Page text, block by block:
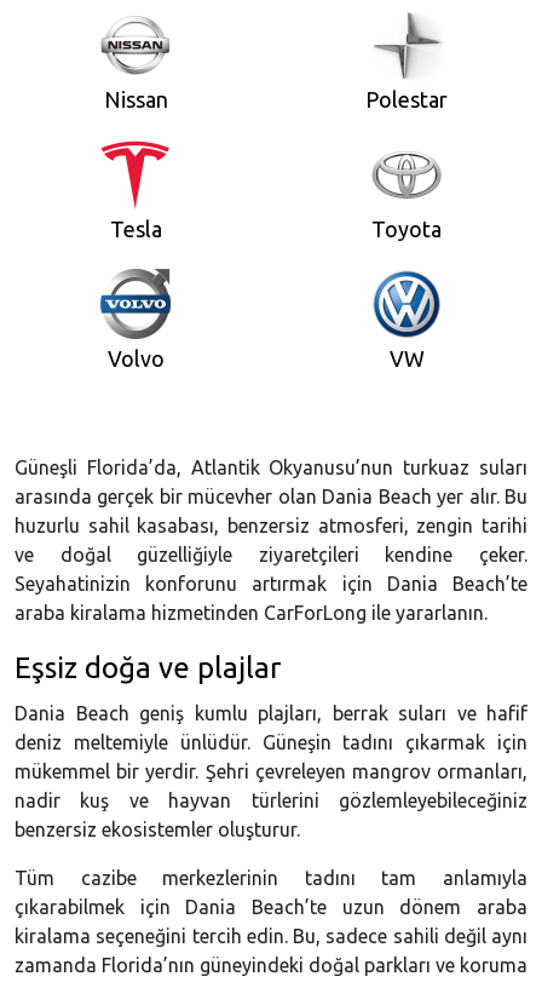
Nissan Polestar
Tesla Toyota
Volvo VW
Güneşli Florida’da, Atlantik Okyanusu’nun turkuaz suları
arasında gerçek bir mücevher olan Dania Beach yer alır. Bu
huzurlu sahil kasabası, benzersiz atmosferi, zengin tarihi
ve doğal güzelliğiyle ziyaretçileri kendine çeker.
Seyahatinizin konforunu artırmak için Dania Beach’te
araba kiralama hizmetinden CarForLong ile yararlanın.
Eşsiz doğa ve plajlar
Dania Beach geniş kumlu plajları, berrak suları ve hafif
deniz meltemiyle ünlüdür. Güneşin tadını çıkarmak için
mükemmel bir yerdir. Şehri çevreleyen mangrov ormanları,
nadir kuş ve hayvan türlerini gözlemleyebileceğiniz
benzersiz ekosistemler oluşturur.
Tüm cazibe merkezlerinin tadını tam anlamıyla
çıkarabilmek için Dania Beach’te uzun dönem araba
kiralama seçeneğini tercih edin. Bu, sadece sahili değil aynı
zamanda Florida’nın güneyindeki doğal parkları ve koruma